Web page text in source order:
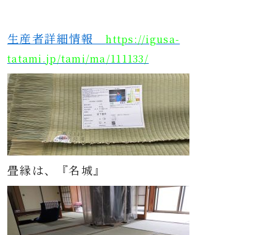
生産者詳細情報https://igusa-
tatami.jp/tami/ma/111133/
畳縁は、『名城』